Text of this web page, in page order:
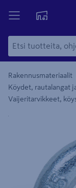
Rakennusmateriaalit
Köydet, rautalangat
Vaijeritarvikkeet,
Yksityiskohtainen